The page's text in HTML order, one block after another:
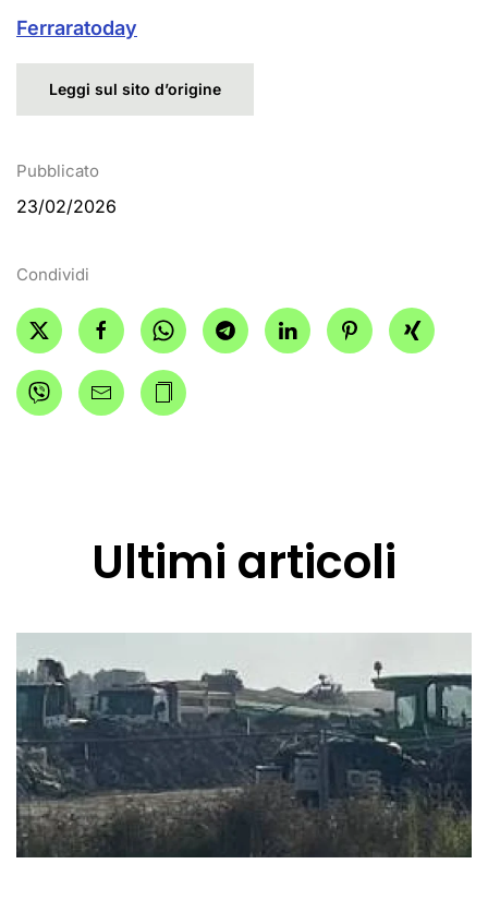
Ferraratoday
Leggi sul sito d’origine
Pubblicato
23/02/2026
Condividi
Ultimi articoli